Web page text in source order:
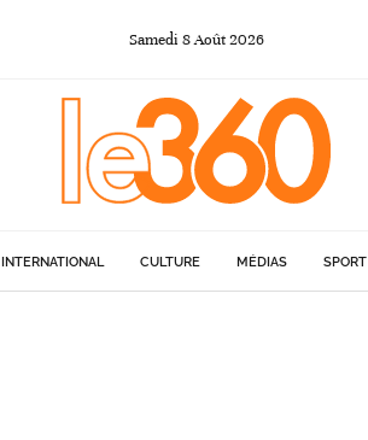
Samedi 8Août2026
INTERNATIONAL CULTURE MÉDIAS SPORT